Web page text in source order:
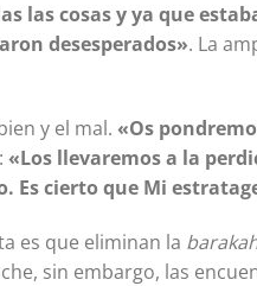
las cosas y ya que
desesperados». La
y el mal. «Os
«Los llevaremos a la
Es cierto que Mi
es que eliminan la
sin embargo, las